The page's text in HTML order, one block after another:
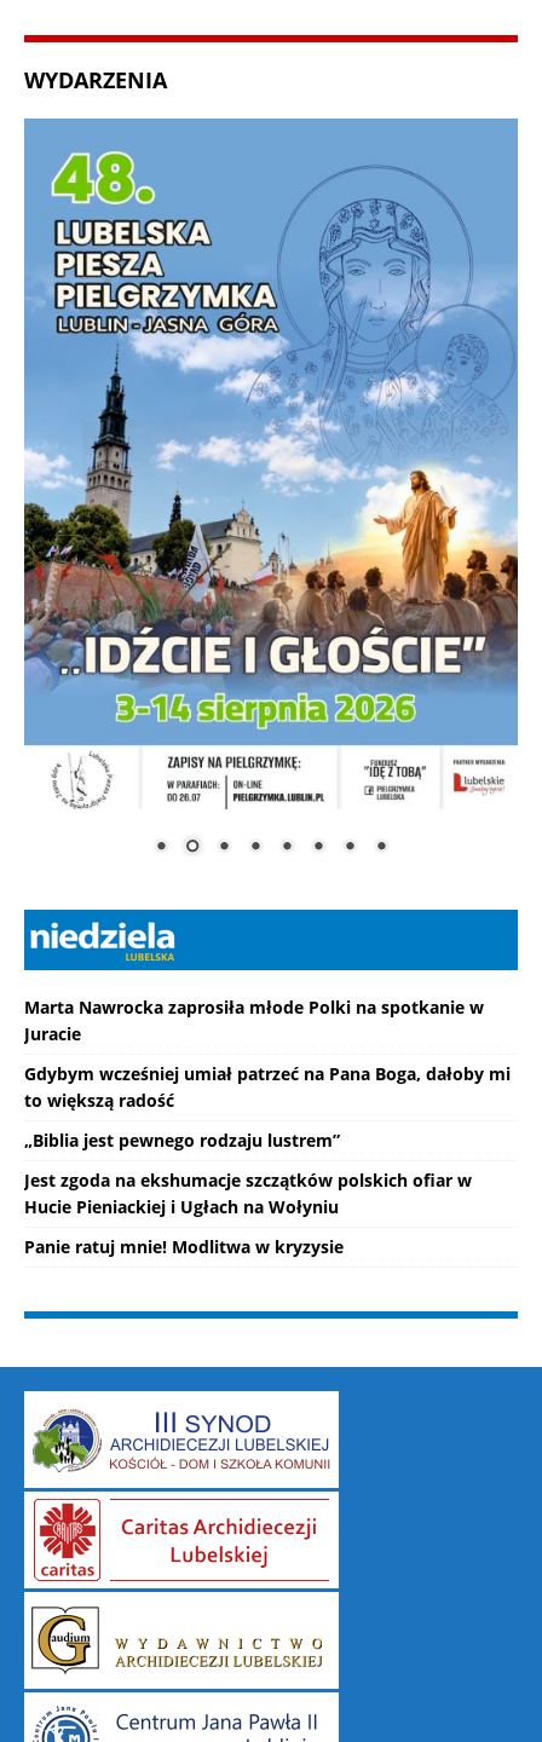
WYDARZENIA
Marta Nawrocka zaprosiła młode Polki na spotkanie w
Juracie
Gdybym wcześniej umiał patrzeć na Pana Boga, dałoby mi
to większą radość
„Biblia jest pewnego rodzaju lustrem”
Jest zgoda na ekshumacje szczątków polskich ofiar w
Hucie Pieniackiej i Ugłach na Wołyniu
Panie ratuj mnie! Modlitwa w kryzysie